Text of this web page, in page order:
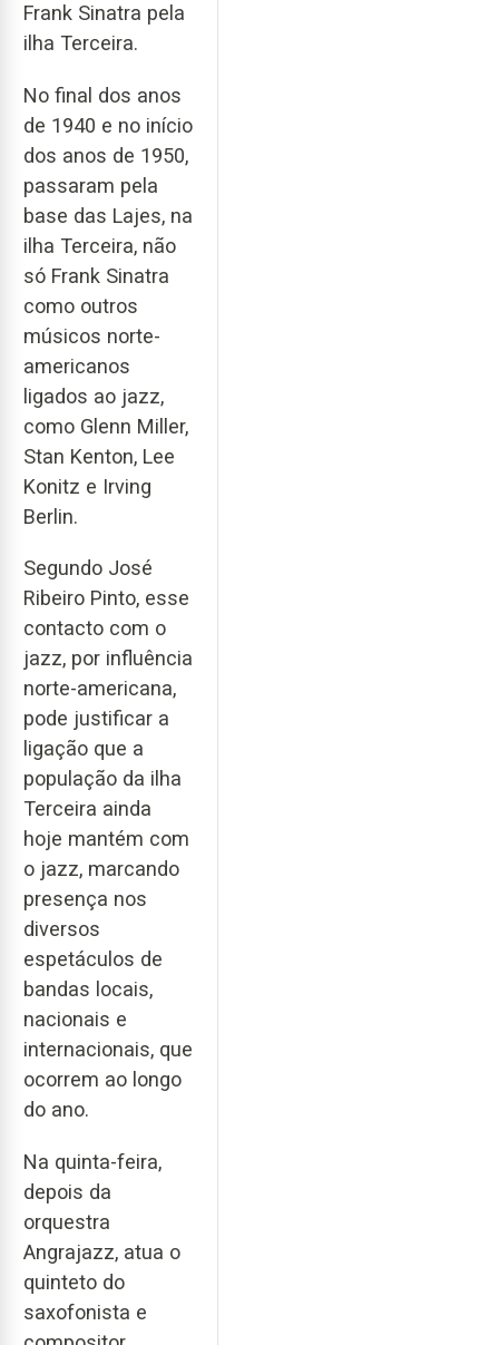
Frank Sinatra pela
ilha Terceira.
No final dos anos
de 1940 e no início
dos anos de 1950,
passaram pela
base das Lajes, na
ilha Terceira, não
só Frank Sinatra
como outros
músicos norte-
americanos
ligados ao jazz,
como Glenn Miller,
Stan Kenton, Lee
Konitz e Irving
Berlin.
Segundo José
Ribeiro Pinto, esse
contacto com o
jazz, por influência
norte-americana,
pode justificar a
ligação que a
população da ilha
Terceira ainda
hoje mantém com
o jazz, marcando
presença nos
diversos
espetáculos de
bandas locais,
nacionais e
internacionais, que
ocorrem ao longo
do ano.
Na quinta-feira,
depois da
orquestra
Angrajazz, atua o
quinteto do
saxofonista e